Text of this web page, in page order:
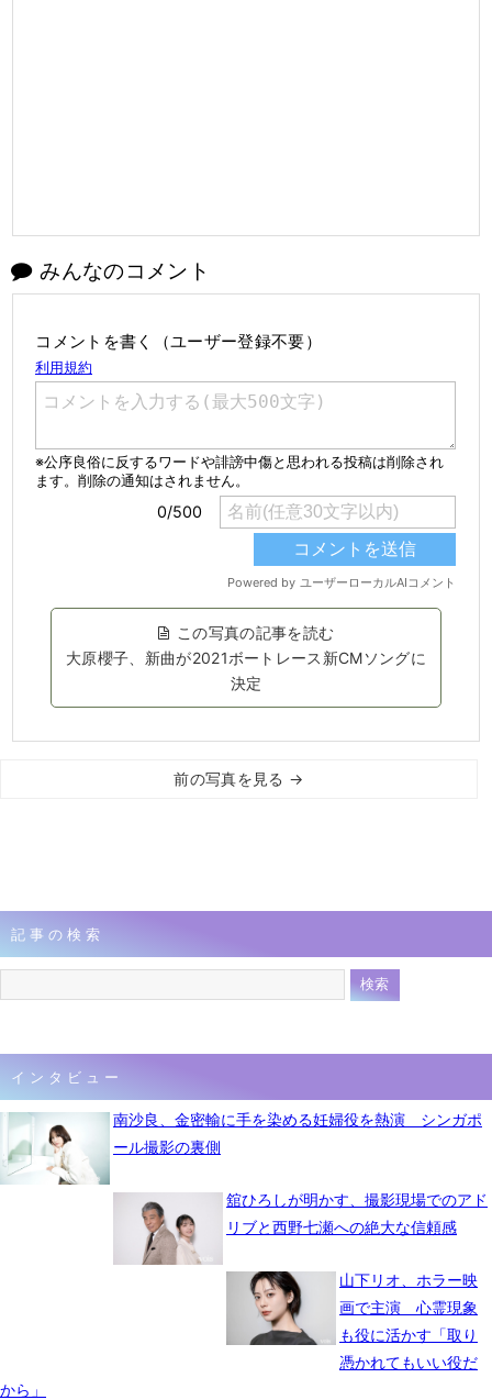
みんなのコメント
コメントを書く（ユーザー登録不要）
この写真の記事を読む
大原櫻子、新曲が2021ボートレース新CMソングに
決定
前の写真を見る →
記事の検索
インタビュー
南沙良、金密輸に手を染める妊婦役を熱演 シンガポ
ール撮影の裏側
舘ひろしが明かす、撮影現場でのアド
リブと西野七瀬への絶大な信頼感
山下リオ、ホラー映
画で主演 心霊現象
も役に活かす「取り
憑かれてもいい役だ
から」